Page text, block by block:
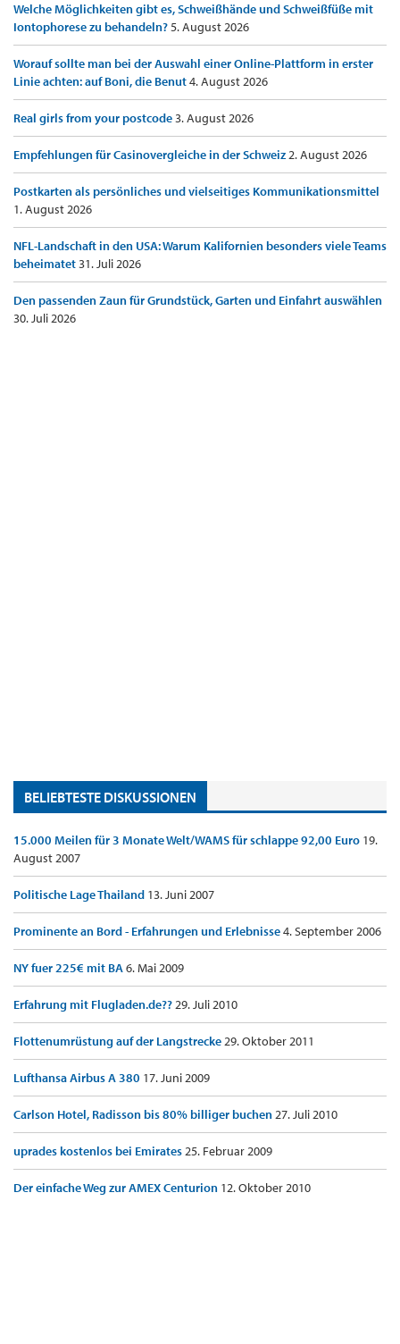
Welche Möglichkeiten gibt es, Schweißhände und Schweißfüße mit
Iontophorese zu behandeln?5. August 2026
Worauf sollte man bei der Auswahl einer Online-Plattform in erster
Linie achten: auf Boni, die Benut4. August 2026
Real girls from your postcode3. August 2026
Empfehlungen für Casinovergleiche in der Schweiz2. August 2026
Postkarten als persönliches und vielseitiges Kommunikationsmittel
1. August 2026
NFL-Landschaft in den USA: Warum Kalifornien besonders viele Teams
beheimatet31. Juli 2026
Den passenden Zaun für Grundstück, Garten und Einfahrt auswählen
30. Juli 2026
BELIEBTESTE DISKUSSIONEN
15.000 Meilen für 3 Monate Welt/WAMS für schlappe 92,00 Euro 19.
August 2007
Politische Lage Thailand 13. Juni 2007
Prominente an Bord - Erfahrungen und Erlebnisse4. September 2006
NY fuer 225€ mit BA6. Mai 2009
Erfahrung mit Flugladen.de??29. Juli 2010
Flottenumrüstung auf der Langstrecke29. Oktober 2011
Lufthansa Airbus A 380 17. Juni 2009
Carlson Hotel, Radisson bis 80% billiger buchen27. Juli 2010
uprades kostenlos bei Emirates25. Februar 2009
Der einfache Weg zur AMEX Centurion 12. Oktober 2010